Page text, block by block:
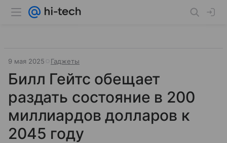
9 мая 2025 Гаджеты
Билл Гейтс обещает
раздать состояние в 200
миллиардов долларов к
2045 году